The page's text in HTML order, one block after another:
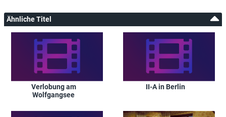
Ähnliche Titel
Verlobung am
Wolfgangsee
II-A in Berlin